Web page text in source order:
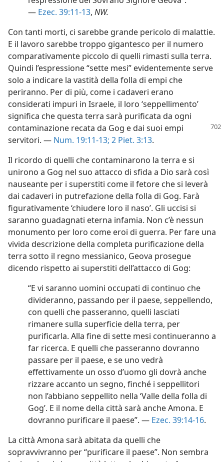
— Ezec. 39:11-13, NW.
Con tanti morti, ci sarebbe grande pericolo di malattie.
E il lavoro sarebbe troppo gigantesco per il numero
comparativamente piccolo di quelli rimasti sulla terra.
Quindi l’espressione “sette mesi” evidentemente serve
solo a indicare la vastità della folla di empi che
periranno. Per di più, come i cadaveri erano
considerati impuri in Israele, il loro ‘seppellimento’
significa che questa terra sarà purificata da ogni
contaminazione recata da Gog e dai suoi empi
servitori. — Num. 19:11-13; 2 Piet. 3:13.
Il ricordo di quelli che contaminarono la terra e si
unirono a Gog nel suo attacco di sfida a Dio sarà così
nauseante per i superstiti come il fetore che si leverà
dai cadaveri in putrefazione della folla di Gog. Farà
figurativamente ‘chiudere loro il naso’. Gli uccisi si
saranno guadagnati eterna infamia. Non c’è nessun
monumento per loro come eroi di guerra. Per fare una
vivida descrizione della completa purificazione della
terra sotto il regno messianico, Geova prosegue
dicendo rispetto ai superstiti dell’attacco di Gog:
“E vi saranno uomini occupati di continuo che
divideranno, passando per il paese, seppellendo,
con quelli che passeranno, quelli lasciati
rimanere sulla superficie della terra, per
purificarla. Alla fine di sette mesi continueranno a
far ricerca. E quelli che passeranno dovranno
passare per il paese, e se uno vedrà
effettivamente un osso d’uomo gli dovrà anche
rizzare accanto un segno, finché i seppellitori
non l’abbiano seppellito nella ‘Valle della folla di
Gog’. E il nome della città sarà anche Amona. E
dovranno purificare il paese”. — Ezec. 39:14-16.
La città Amona sarà abitata da quelli che
sopravvivranno per “purificare il paese”. Non sembra